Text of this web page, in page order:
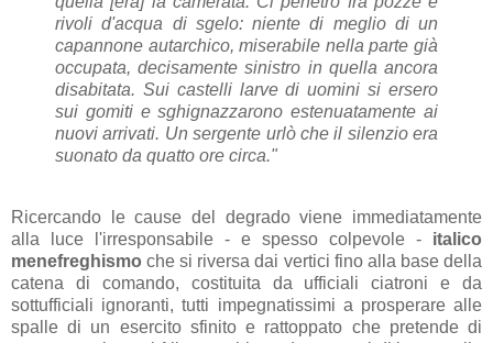
rivoli d'acqua di sgelo: niente di meglio di un
capannone autarchico, miserabile nella parte già
occupata, decisamente sinistro in quella ancora
disabitata. Sui castelli larve di uomini si ersero
sui gomiti e sghignazzarono estenuatamente ai
nuovi arrivati. Un sergente urlò che il silenzio era
suonato da quatto ore circa."
Ricercando le cause del degrado viene immediatamente
alla luce l'irresponsabile - e spesso colpevole - italico
menefreghismo che si riversa dai vertici fino alla base della
catena di comando, costituita da ufficiali ciatroni e da
sottufficiali ignoranti, tutti impegnatissimi a prosperare alle
spalle di un esercito sfinito e rattoppato che pretende di